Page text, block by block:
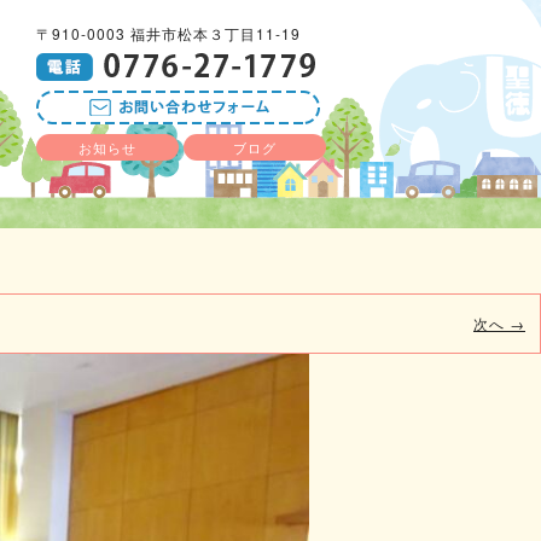
〒910-0003 福井市松本３丁目11-19
お知らせ ブログ
次へ →